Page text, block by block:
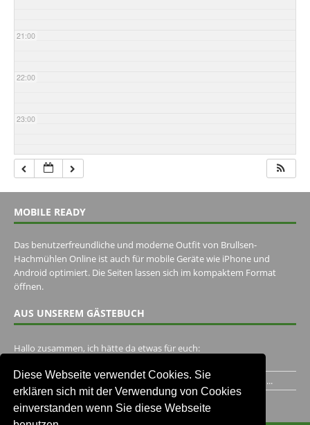
Diese Webseite verwendet Cookies. Sie
erklären sich mit der Verwendung von Cookies
einverstanden wenn Sie diese Webseite
21:00
22:00
23:00
MOBILE READY
Das benutzerfreundliche und moderne Outfit von Brullsen-
Hachmühlen Online ist auch für mobile Geräte wie iPhone und
Android optimiert. Die Seiten lassen sich im kompaktem Format
öffnen.
AUS UNSEREM GÄSTEBUCH
Hallo zusammen, ich hätte da etwas für euch:
Ich habe ein Jahr im Gasthaus Hugo Pape verbracht..Habe ihn...
Unser Gästebuch besuchen